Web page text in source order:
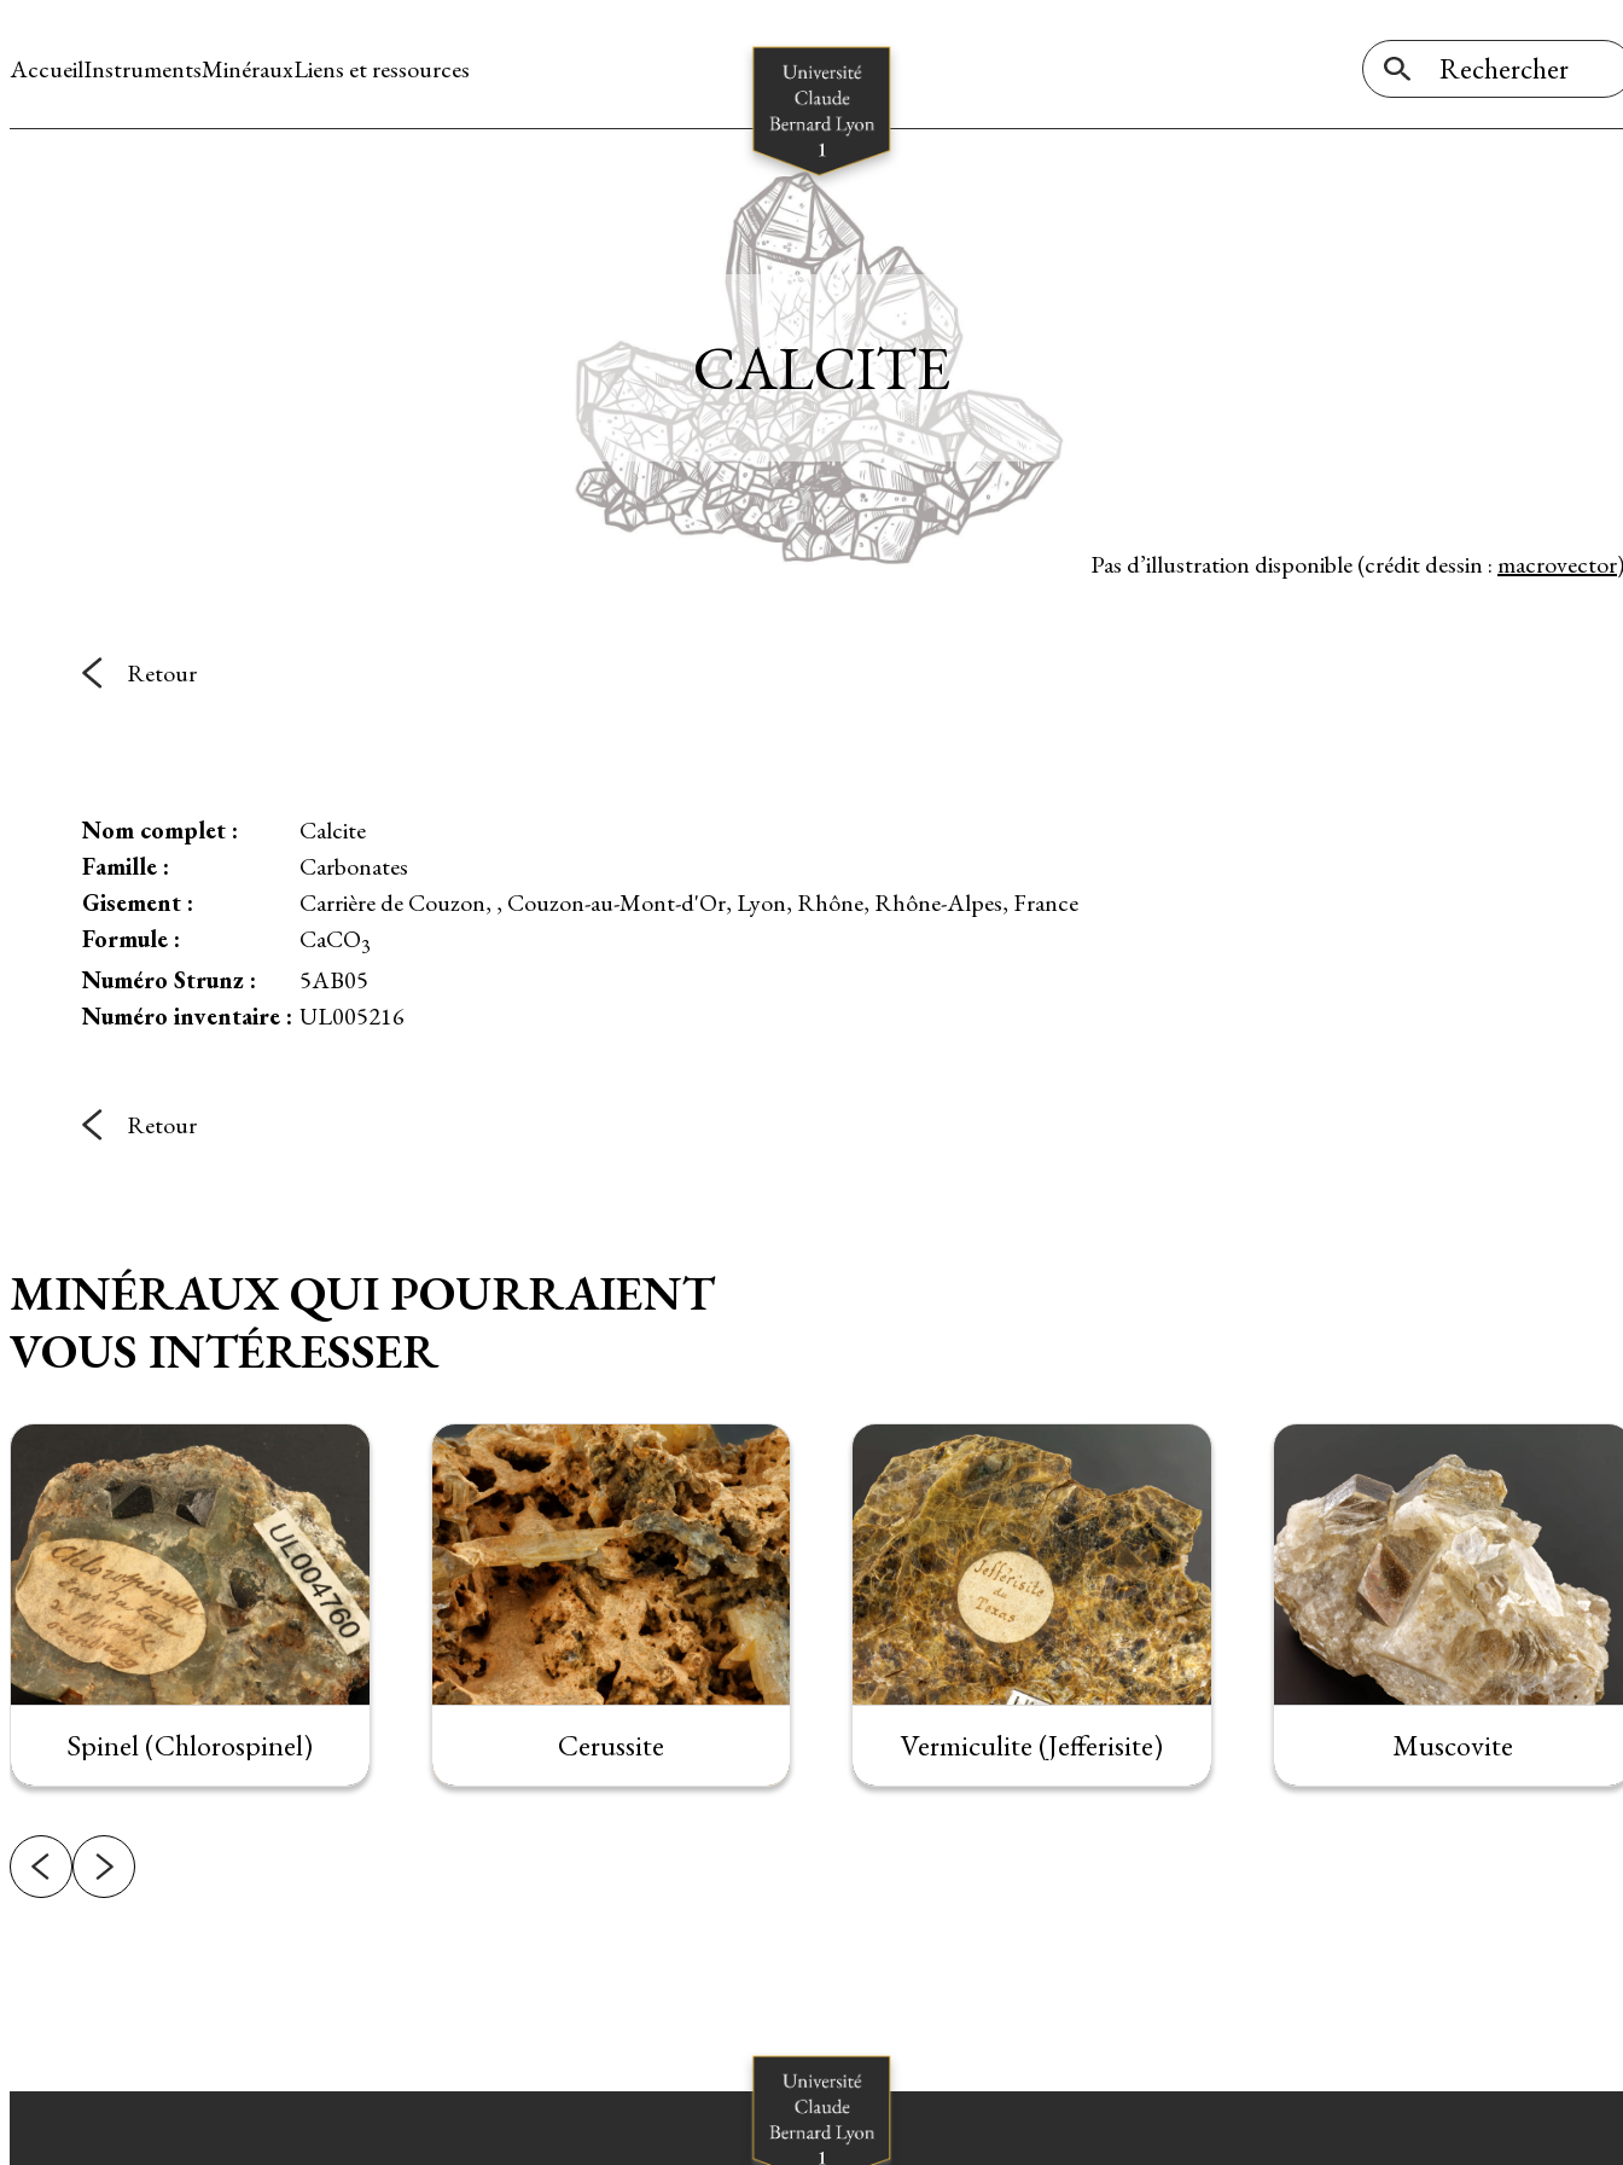
AccueilInstrumentsMinérauxLiens et ressources
Pas d’illustration disponible (crédit dessin :macrovector)
CALCITE
Retour
Nom complet :
Calcite
Famille :
Carbonates
Gisement :
Carrière de Couzon, , Couzon-au-Mont-d'Or, Lyon, Rhône, Rhône-Alpes, France
Formule :
CaCO3
Numéro Strunz :
5AB05
Numéro inventaire : UL005216
Retour
MINÉRAUX QUI POURRAIENT
VOUS INTÉRESSER
Spinel (Chlorospinel) Cerussite Vermiculite (Jefferisite) Muscovite